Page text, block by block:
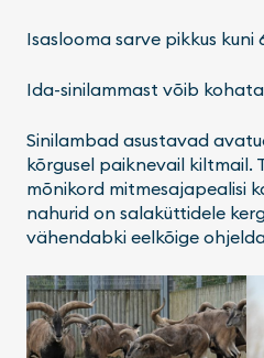
Isaslooma sarve pikkus kuni
Ida-sinilammast võib
Sinilambad asustavad
kõrgusel paiknevail kiltmail.
mõnikord mitmesajapealisi
nahurid on salaküttidele
vähendabki eelkõige